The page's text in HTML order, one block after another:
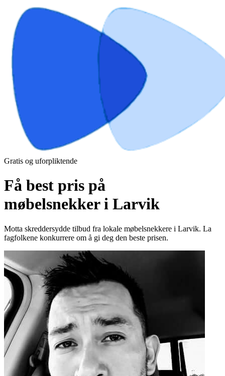
Gratis og uforpliktende
Få best pris på
møbelsnekker i Larvik
Motta skreddersydde tilbud fra lokale møbelsnekkere i Larvik. La
fagfolkene konkurrere om å gi deg den beste prisen.